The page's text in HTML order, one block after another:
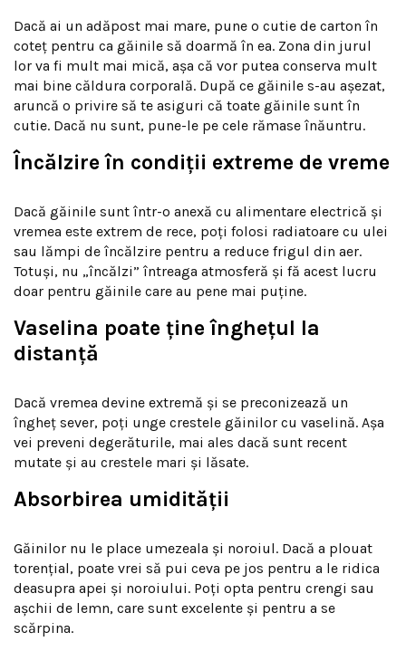
Dacă ai un adăpost mai mare, pune o cutie de carton în
coteț pentru ca găinile să doarmă în ea. Zona din jurul
lor va fi mult mai mică, așa că vor putea conserva mult
mai bine căldura corporală. După ce găinile s-au așezat,
aruncă o privire să te asiguri că toate găinile sunt în
cutie. Dacă nu sunt, pune-le pe cele rămase înăuntru.
Încălzire în condiții extreme de vreme
Dacă găinile sunt într-o anexă cu alimentare electrică și
vremea este extrem de rece, poți folosi radiatoare cu ulei
sau lămpi de încălzire pentru a reduce frigul din aer.
Totuși, nu „încălzi” întreaga atmosferă și fă acest lucru
doar pentru găinile care au pene mai puține.
Vaselina poate ține înghețul la
distanță
Dacă vremea devine extremă și se preconizează un
îngheț sever, poți unge crestele găinilor cu vaselină. Așa
vei preveni degerăturile, mai ales dacă sunt recent
mutate și au crestele mari și lăsate.
Absorbirea umidității
Găinilor nu le place umezeala și noroiul. Dacă a plouat
torențial, poate vrei să pui ceva pe jos pentru a le ridica
deasupra apei și noroiului. Poți opta pentru crengi sau
așchii de lemn, care sunt excelente și pentru a se
scărpina.